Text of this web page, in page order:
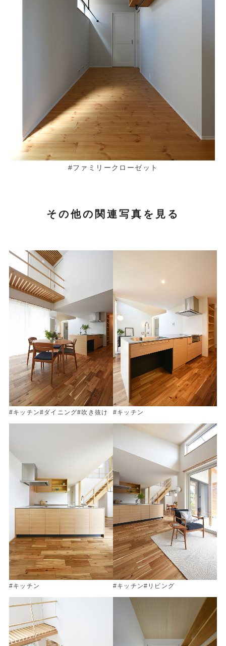
#ファミリークローゼット
その他の関連写真を見る
#キッチン#ダイニング#吹き抜け #キッチン
#キッチン #キッチン#リビング